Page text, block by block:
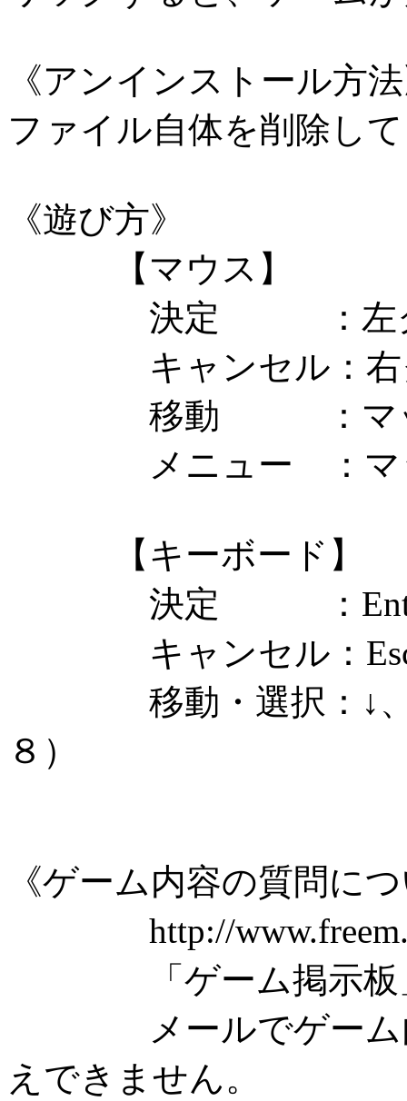
《アンインストール方
ファイル自体を削除し
《遊び方》
【マウス】
決定 ：左ク
キャンセル：右
移動 ：マップ
メニュー ：マッ
【キーボード】
決定 ：Enter
キャンセル：Esc
移動・選択：↓、←
８）
《ゲーム内容の質問に
http://
「ゲーム掲示板」
メールでゲーム内
えできません。